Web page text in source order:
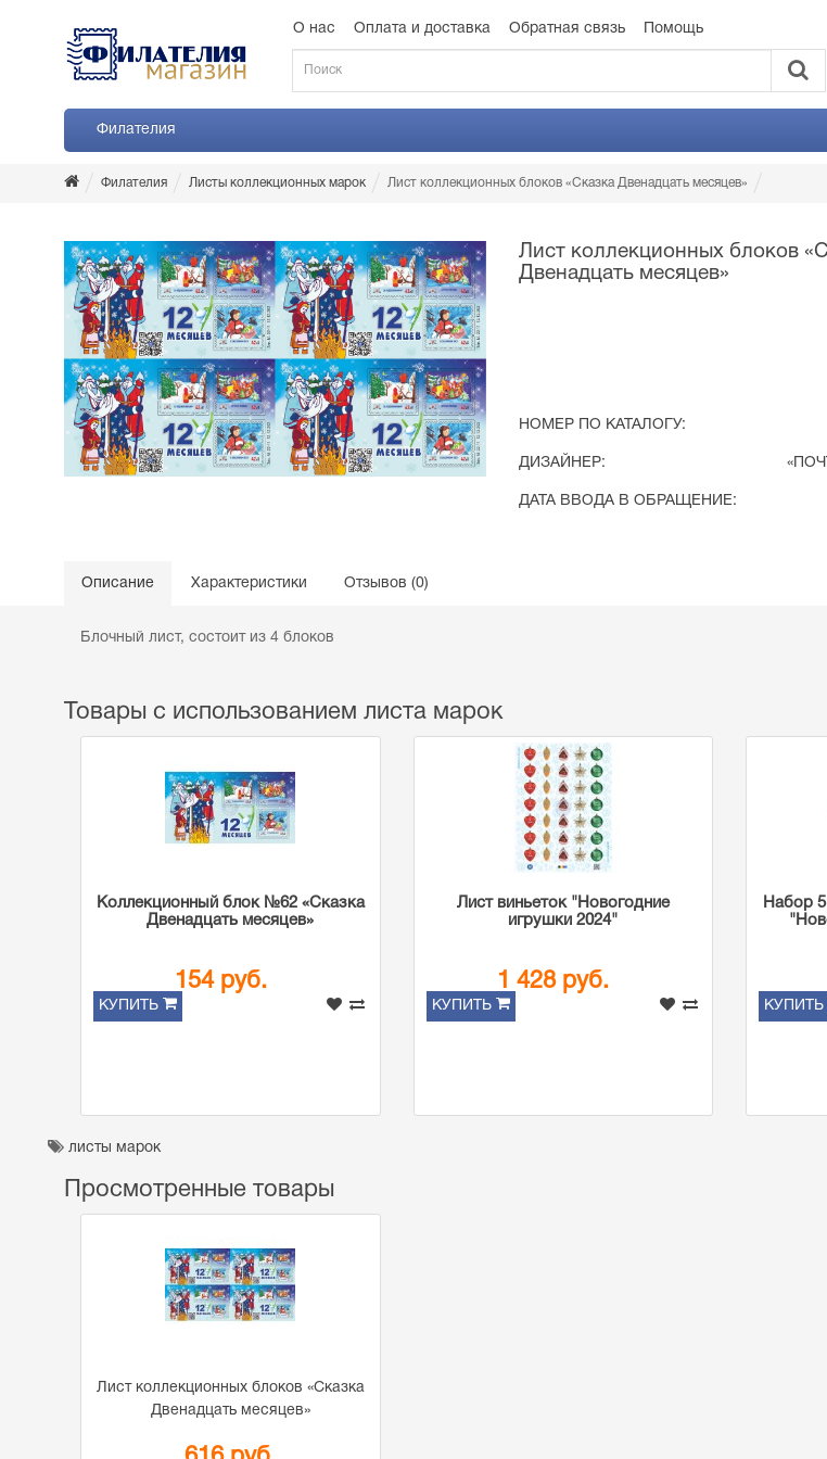
О нас Оплата и доставка Обратная связь Помощь
Филателия
Филателия Листы коллекционных марок Лист коллекционных блоков «Сказка Двенадцать месяцев»
Лист коллекционных блоков
Двенадцать месяцев»
НОМЕР ПО КАТАЛОГУ:
ДИЗАЙНЕР:
ДАТА ВВОДА В ОБРАЩЕНИЕ:
Описание Характеристики Отзывов (0)
Блочный лист, состоит из 4 блоков
Товары с использованием листа марок
Коллекционный блок №62 «Сказка
Двенадцать месяцев»
154 руб.
КУПИТЬ
Лист виньеток "Новогодние
игрушки 2024"
1 428 руб.
КУПИТЬ
Набор
КУПИТЬ
листы марок
Просмотренные товары
Лист коллекционных блоков «Сказка
Двенадцать месяцев»